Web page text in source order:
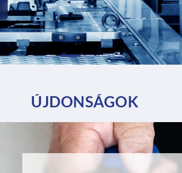
ÚJDONSÁGOK